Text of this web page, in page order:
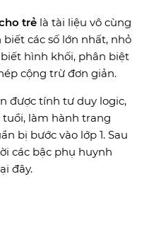
trẻ là tài liệu vô cùng
các số lớn nhất, nhỏ
hình khối, phân biệt
cộng trừ đơn giản.
được tính tư duy logic,
làm hành trang
bị bước vào lớp 1. Sau
các bậc phụ huynh
đây.